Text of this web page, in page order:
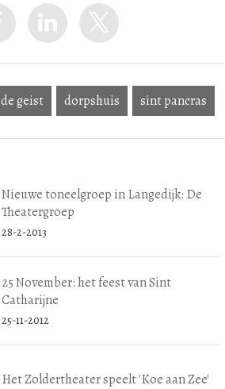
de geist dorpshuis sint pancras
Nieuwe toneelgroep in Langedijk: De
Theatergroep
28-2-2013
25 November: het feest van Sint
Catharijne
25-11-2012
Het Zoldertheater speelt 'Koe aan Zee'